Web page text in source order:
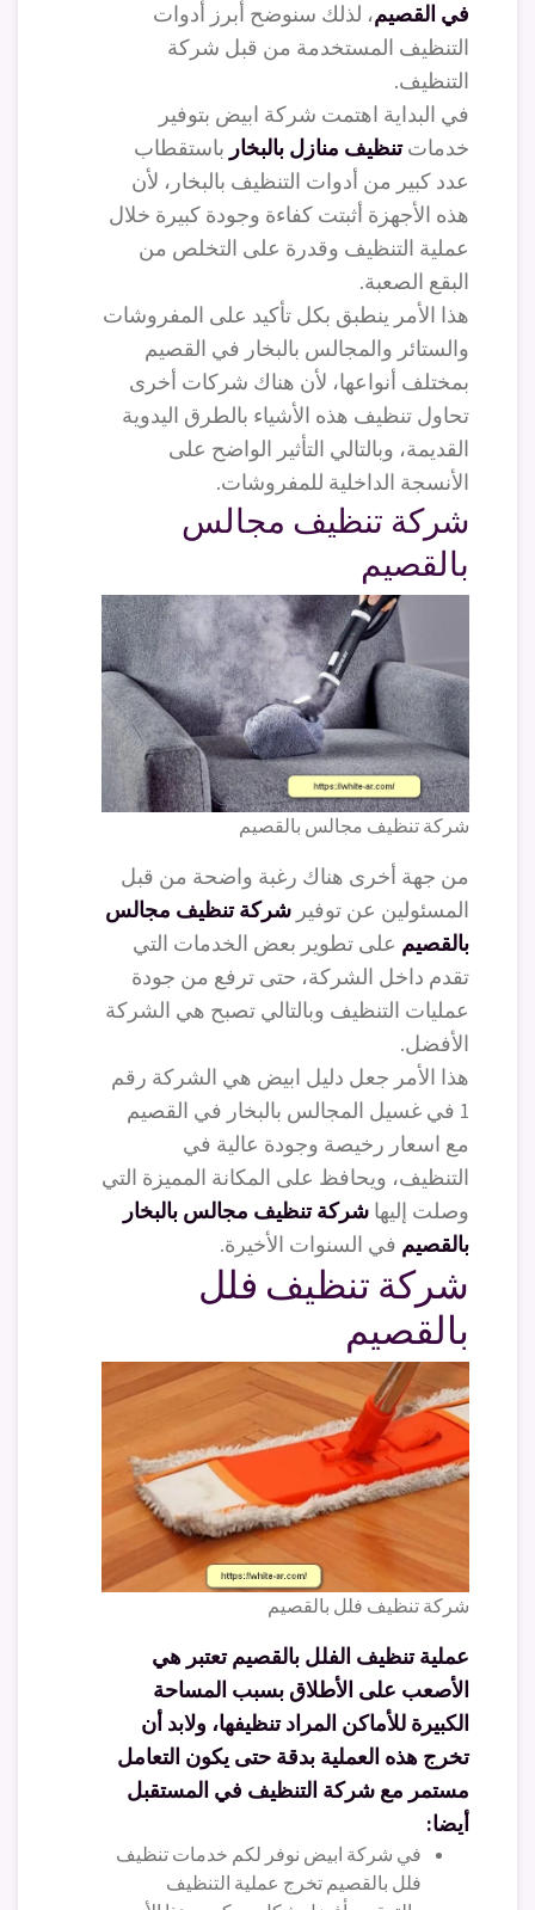
في القصيم، لذلك سنوضح أبرز أدوات
التنظيف المستخدمة من قبل شركة
التنظيف.
في البداية اهتمت شركة ابيض بتوفير
خدماتتنظيف منازل بالبخار باستقطاب
عدد كبير من أدوات التنظيف بالبخار، لأن
هذه الأجهزة أثبتت كفاءة وجودة كبيرة خلال
عملية التنظيف وقدرة على التخلص من
البقع الصعبة.
هذا الأمر ينطبق بكل تأكيد على المفروشات
والستائر والمجالس بالبخار في القصيم
بمختلف أنواعها، لأن هناك شركات أخرى
تحاول تنظيف هذه الأشياء بالطرق اليدوية
القديمة، وبالتالي التأثير الواضح على
الأنسجة الداخلية للمفروشات.
شركة تنظيف مجالس
بالقصيم
شركة تنظيف مجالس بالقصيم
من جهة أخرى هناك رغبة واضحة من قبل
المسئولين عن توفير شركة تنظيف مجالس
بالقصيم على تطوير بعض الخدمات التي
تقدم داخل الشركة، حتى ترفع من جودة
عمليات التنظيف وبالتالي تصبح هي الشركة
الأفضل.
هذا الأمر جعل دليل ابيض هي الشركة رقم
1 في غسيل المجالس بالبخار في القصيم
مع اسعار رخيصة وجودة عالية في
التنظيف، ويحافظ على المكانة المميزة التي
وصلت إليها شركة تنظيف مجالس بالبخار
بالقصيم في السنوات الأخيرة.
شركة تنظيف فلل
بالقصيم
شركة تنظيف فلل بالقصيم
عملية تنظيف الفلل بالقصيم تعتبر هي
الأصعب على الأطلاق بسبب المساحة
الكبيرة للأماكن المراد تنظيفها، ولابد أن
تخرج هذه العملية بدقة حتى يكون التعامل
مستمر مع شركة التنظيف في المستقبل
أيضا:
في شركة ابيض نوفر لكم خدمات تنظيف
فلل بالقصيم تخرج عملية التنظيف